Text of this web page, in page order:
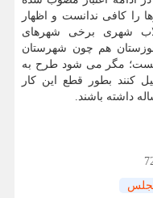
را کافی ندانست و اظهار
شهری برخی شهرهای
هم چون شهرستان
مگر می شود طرح به
کنند بطور قطع این کار
داشته باشند.